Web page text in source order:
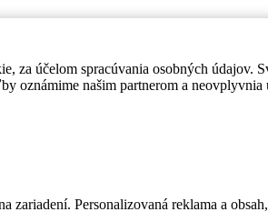
za účelom spracúvania osobných údajov.
oznámime našim partnerom a neovplyvnia
Personalizovaná reklama a